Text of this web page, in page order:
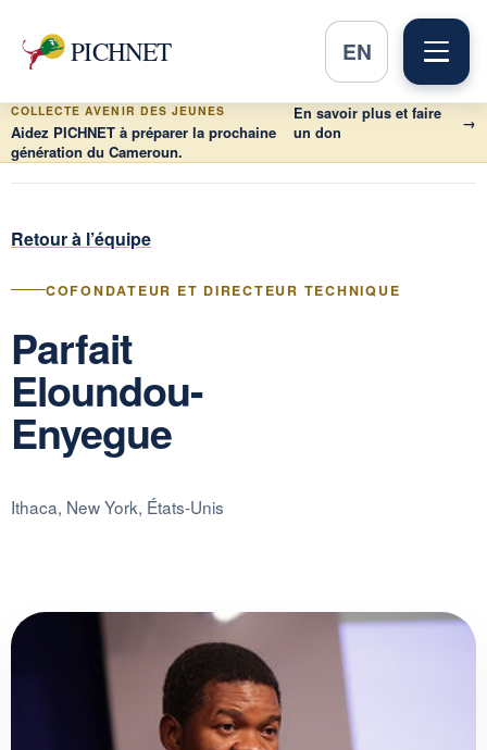
PICHNET EN
COLLECTE AVENIR DES JEUNES
Aidez PICHNET à préparer la prochaine
génération du Cameroun.
En savoir plus et faire
un don
→
Retour à l’équipe
COFONDATEUR ET DIRECTEUR TECHNIQUE
Parfait
Eloundou-
Enyegue
Ithaca, New York, États-Unis